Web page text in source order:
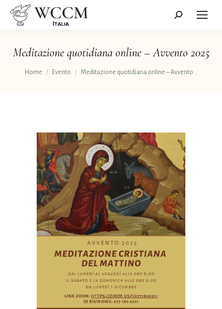
Cerca:
Meditazione quotidiana online – Avvento 2025
Tu sei qui:
Home Evento Meditazione quotidiana online – Avvento…